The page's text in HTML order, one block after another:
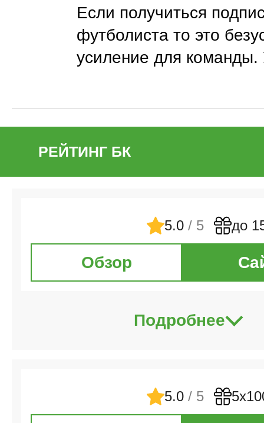
Если получиться
футболиста то это
усиление для команды.
РЕЙТИНГ БК
5.0 / 5 до
Обзор
Подробнее
5.0 / 5